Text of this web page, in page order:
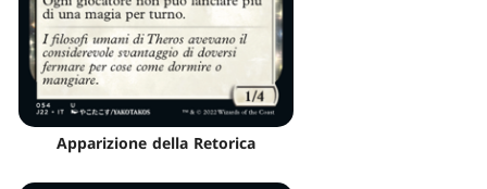
Apparizione della Retorica